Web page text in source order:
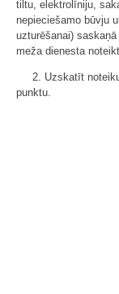
tiltu, elektrolīniju,
nepieciešamo būvju
uzturēšanai)
meža dienesta
2. Uzskatīt
punktu.